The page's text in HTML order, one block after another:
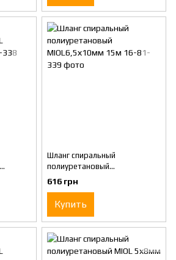
Шланг спиральный
полиуретановый
MIOL6,5х10мм 15м
616 грн
Купить